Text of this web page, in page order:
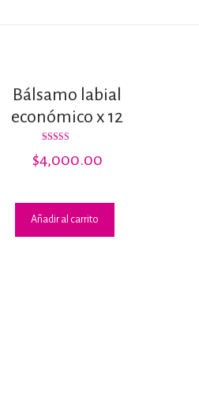
Bálsamo labial
económico x 12
con
2.79
$4,000.00
Añadir al carrito